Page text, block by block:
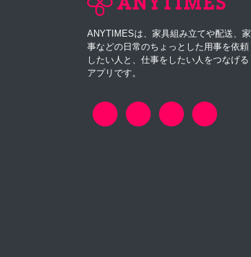
ANYTIMESは、家具組み立てや配送、家
事などの日常のちょっとした用事を依頼
したい人と、仕事をしたい人をつなげる
アプリです。